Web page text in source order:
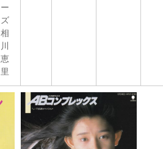
ー
ズ
相
川
恵
里